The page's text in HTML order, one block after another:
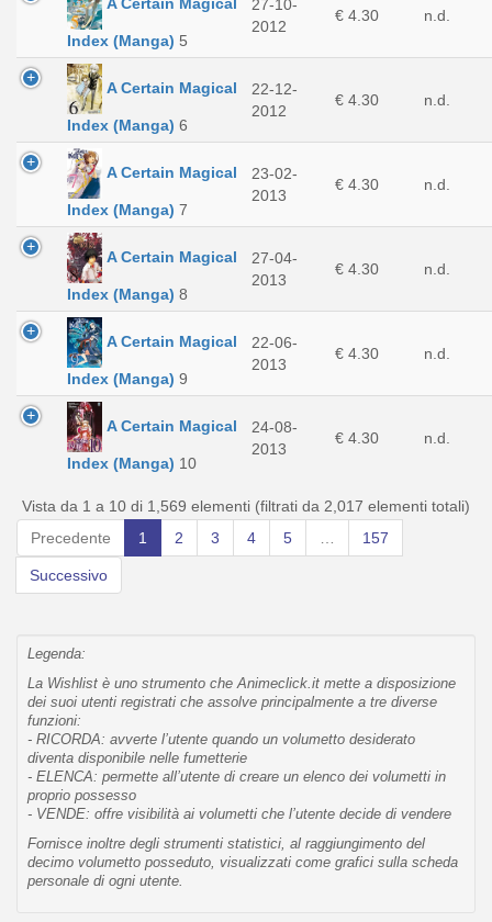
Index (Manga) 5
27-10-
2012
€ 4.30 n.d.
A Certain Magical
Index (Manga) 6
22-12-
2012
€ 4.30 n.d.
A Certain Magical
Index (Manga) 7
23-02-
2013
€ 4.30 n.d.
A Certain Magical
Index (Manga) 8
27-04-
2013
€ 4.30 n.d.
A Certain Magical
Index (Manga) 9
22-06-
2013
€ 4.30 n.d.
A Certain Magical
Index (Manga) 10
24-08-
2013
€ 4.30 n.d.
Vista da 1 a 10 di 1,569 elementi (filtrati da 2,017 elementi totali)
Precedente
1 2 3 4 5 157
Successivo
Legenda:
La Wishlist è uno strumento che Animeclick.it mette a disposizione
dei suoi utenti registrati che assolve principalmente a tre diverse
funzioni:
- RICORDA: avverte l’utente quando un volumetto desiderato
diventa disponibile nelle fumetterie
- ELENCA: permette all’utente di creare un elenco dei volumetti in
proprio possesso
- VENDE: offre visibilità ai volumetti che l’utente decide di vendere
Fornisce inoltre degli strumenti statistici, al raggiungimento del
decimo volumetto posseduto, visualizzati come grafici sulla scheda
personale di ogni utente.